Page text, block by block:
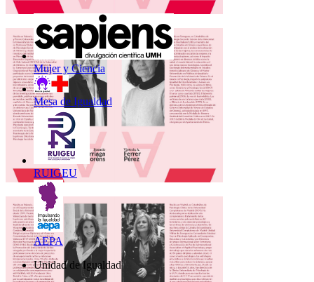
Mujer y Ciencia
Mesa de Igualdad
RUIGEU
AEPA
Unidad de Igualdad